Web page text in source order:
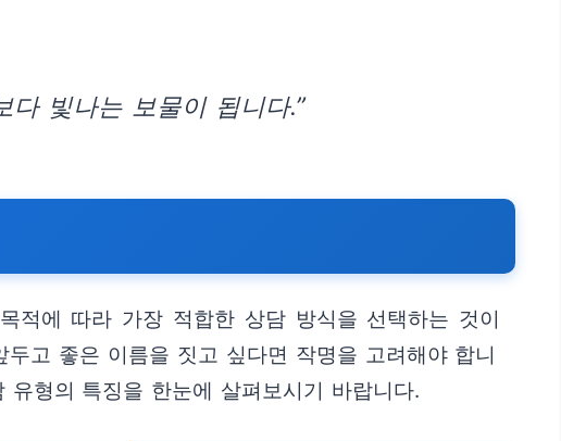
빛나는 보물이 됩니다.”
적에 따라 가장 적합한 상담 방식을 선택하는 것이
고 좋은 이름을 짓고 싶다면 작명을 고려해야 합니
형의 특징을 한눈에 살펴보시기 바랍니다.